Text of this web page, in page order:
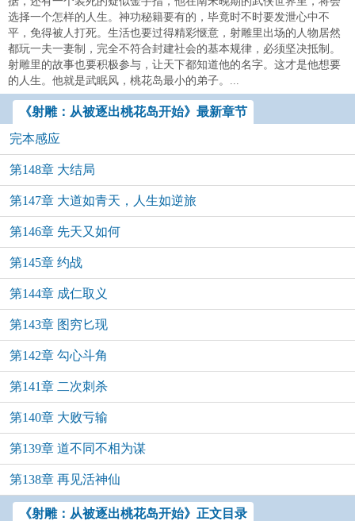
选择一个怎样的人生。神功秘籍要有的，毕竟时不时要发泄心中不
平，免得被人打死。生活也要过得精彩惬意，射雕里出场的人物居然
都玩一夫一妻制，完全不符合封建社会的基本规律，必须坚决抵制。
射雕里的故事也要积极参与，让天下都知道他的名字。这才是他想要
的人生。他就是武眠风，桃花岛最小的弟子。...
《射雕：从被逐出桃花岛开始》最新章节
完本感应
第148章 大结局
第147章 大道如青天，人生如逆旅
第146章 先天又如何
第145章 约战
第144章 成仁取义
第143章 图穷匕现
第142章 勾心斗角
第141章 二次刺杀
第140章 大败亏输
第139章 道不同不相为谋
第138章 再见活神仙
《射雕：从被逐出桃花岛开始》正文目录